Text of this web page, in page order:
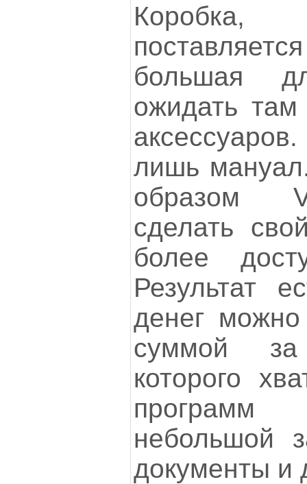
большая
ожидать
лишь
образом
сделать
более
Результат
денег
суммой
которого
небольшой
документы и